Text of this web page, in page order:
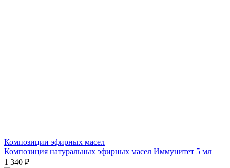
Композиции эфирных масел
Композиция натуральных эфирных масел Иммунитет 5 мл
1 340 ₽